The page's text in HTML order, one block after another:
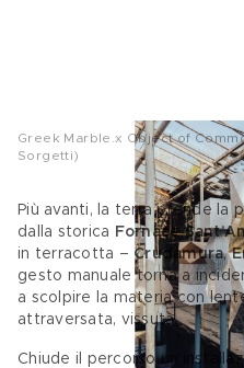
Greek Marble.x Object of
Sorgetti)
Più avanti, la terra prende la
dalla storica Fornace
in terracotta – Crudamura,
gesto manuale torna a
a scolpire la materia con
attraversata, vissuta.
Chiude il percorso